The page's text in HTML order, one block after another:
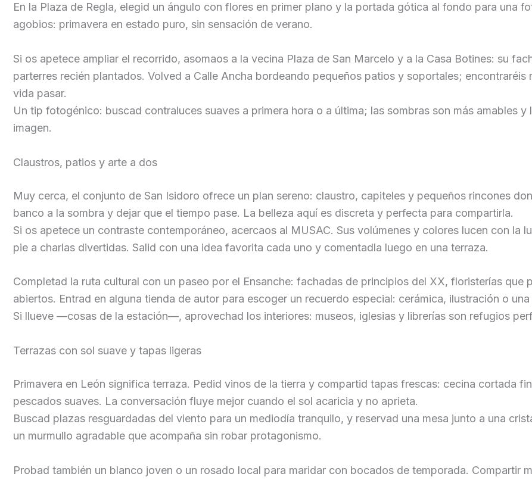
En la Plaza de Regla, elegid un ángulo con flores en primer plano y la portada gótica al fondo para una
agobios: primavera en estado puro, sin sensación de verano.
Si os apetece ampliar el recorrido, asomaos a la vecina Plaza de San Marcelo y a la Casa Botines: su
parterres recién plantados. Volved a Calle Ancha bordeando pequeños patios y soportales;
vida pasar.
Un tip fotogénico: buscad contraluces suaves a primera hora o a última; las sombras son más amables
imagen.
Claustros, patios y arte a dos
Muy cerca, el conjunto de San Isidoro ofrece un plan sereno: claustro, capiteles y pequeños rincones
banco a la sombra y dejar que el tiempo pase. La belleza aquí es discreta y perfecta para compartirla.
Si os apetece un contraste contemporáneo, acercaos al MUSAC. Sus volúmenes y colores lucen con la
pie a charlas divertidas. Salid con una idea favorita cada uno y comentadla luego en una terraza.
Completad la ruta cultural con un paseo por el Ensanche: fachadas de principios del XX, floristerías que
abiertos. Entrad en alguna tienda de autor para escoger un recuerdo especial: cerámica, ilustración o
Si llueve —cosas de la estación—, aprovechad los interiores: museos, iglesias y librerías son refugios
Terrazas con sol suave y tapas ligeras
Primavera en León significa terraza. Pedid vinos de la tierra y compartid tapas frescas: cecina cortada
pescados suaves. La conversación fluye mejor cuando el sol acaricia y no aprieta.
Buscad plazas resguardadas del viento para un mediodía tranquilo, y reservad una mesa junto a una
un murmullo agradable que acompaña sin robar protagonismo.
Probad también un blanco joven o un rosado local para maridar con bocados de temporada. Compartir